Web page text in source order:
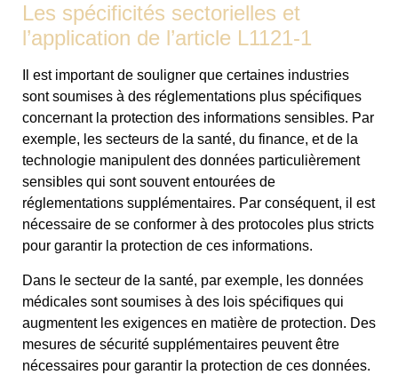
Les spécificités sectorielles et
l’application de l’article L1121-1
Il est important de souligner que certaines industries
sont soumises à des réglementations plus spécifiques
concernant la protection des informations sensibles. Par
exemple, les secteurs de la santé, du finance, et de la
technologie manipulent des données particulièrement
sensibles qui sont souvent entourées de
réglementations supplémentaires. Par conséquent, il est
nécessaire de se conformer à des protocoles plus stricts
pour garantir la protection de ces informations.
Dans le secteur de la santé, par exemple, les données
médicales sont soumises à des lois spécifiques qui
augmentent les exigences en matière de protection. Des
mesures de sécurité supplémentaires peuvent être
nécessaires pour garantir la protection de ces données.